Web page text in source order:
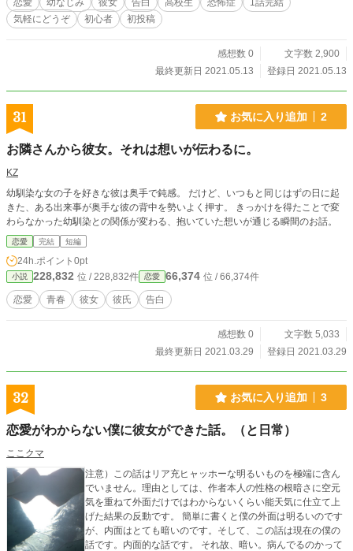
恋愛 幼なじみ 彼女 告白 高校生 恐怖症
1話完結
気軽にどうぞ
初心者 初投稿
感想数 0
文字数 2,900
最終更新日 2021.05.13
登録日 2021.05.13
31 お気に入り追加 2
お隣さんから彼女。それは想いが伝わるに。
KZ
幼馴染な女の子を好きな彼は奥手で鈍感。 だけど、いつもと同じはずの日に起
きた、ある出来事が奥手な彼の背中を勢いよく押す。 きっかけを得たことで変
わらなかった幼馴染との関係が変わる、抱いていた想いが通じる瞬間のお話。
恋愛 完結 短編
24h.ポイント 0pt
小説 228,832 位 / 228,832件 恋愛 66,374 位 / 66,374件
恋愛 青春 彼女 彼氏 告白
感想数 0
文字数 5,033
最終更新日 2021.03.29
登録日 2021.03.29
32 お気に入り追加 3
恋愛がわからない僕に彼女ができた話。（と日常）
ここクマ
注意）この話はリア充ヒャッホーな明るいものを極端に含ん
でいません。理由としては、作者本人の性格の根暗さに空元
気を重ねて外面だけではわからないくらい能天気に仕立て上
げた結果の反動です。 簡単に書くと僕の外面は明るいのです
が、内面はとても暗いのです。そして、この話は現在の僕の
話です。内面的な話です。 それ故、暗い。病んでるのかって